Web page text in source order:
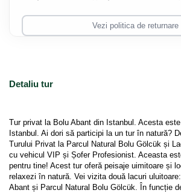
Detaliu tur
Tur privat la Bolu Abant din Istanbul. Acesta
Istanbul. Ai dori să participi la un tur în natură?
Turului Privat la Parcul Natural Bolu Gölcük și
cu vehicul VIP și Șofer Profesionist. Aceasta
pentru tine! Acest tur oferă peisaje uimitoare și
relaxezi în natură. Vei vizita două lacuri
Abant și Parcul Natural Bolu Gölcük. În funcție
Vezi politica de returnare